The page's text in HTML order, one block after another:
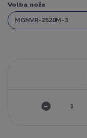
Volba nože